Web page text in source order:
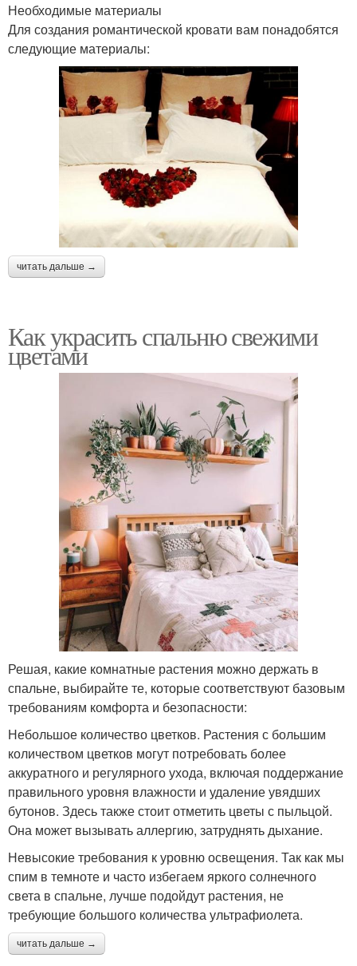
Необходимые материалы
Для создания романтической кровати вам понадобятся
следующие материалы:
читать дальше →
Как украсить спальню свежими
цветами
Решая, какие комнатные растения можно держать в
спальне, выбирайте те, которые соответствуют базовым
требованиям комфорта и безопасности:
Небольшое количество цветков. Растения с большим
количеством цветков могут потребовать более
аккуратного и регулярного ухода, включая поддержание
правильного уровня влажности и удаление увядших
бутонов. Здесь также стоит отметить цветы с пыльцой.
Она может вызывать аллергию, затруднять дыхание.
Невысокие требования к уровню освещения. Так как мы
спим в темноте и часто избегаем яркого солнечного
света в спальне, лучше подойдут растения, не
требующие большого количества ультрафиолета.
читать дальше →